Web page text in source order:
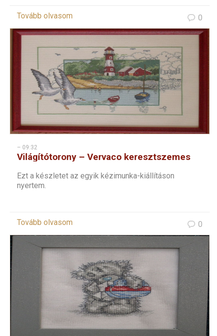
Tovább olvasom 0
– 09:32
Világítótorony – Vervaco keresztszemes
Ezt a készletet az egyik kézimunka-kiállításon
nyertem.
Tovább olvasom 0